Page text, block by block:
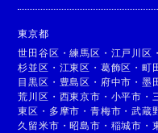
東京都
世田谷区 ・練馬区 ・ 江戸川区 ・
杉並区 ・ 江東区 ・ 葛飾区 ・町
目黒区 ・ 豊島区 ・ 府中市 ・墨
荒川区 ・ 西東京市 ・ 小平市 ・
東区 ・ 多摩市 ・青梅市 ・武蔵
久留米市 ・昭島市 ・ 稲城市 ・